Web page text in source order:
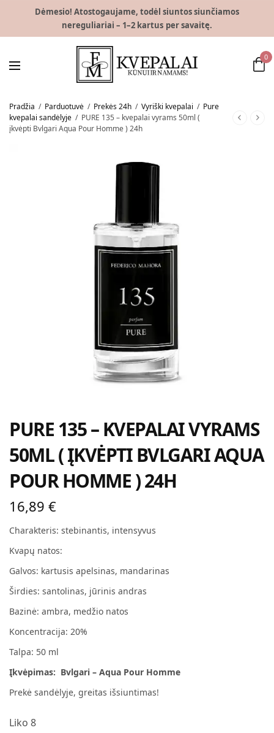
Dėmesio! Atostogaujame, todėl siuntos siunčiamos
nereguliariai – 1–2 kartus per savaitę.
0
Pradžia / Parduotuvė / Prekės 24h / Vyriški kvepalai / Pure
kvepalai sandėlyje / PURE 135 – kvepalai vyrams 50ml (
įkvėpti Bvlgari Aqua Pour Homme ) 24h
PURE 135 – KVEPALAI VYRAMS
50ML ( ĮKVĖPTI BVLGARI AQUA
POUR HOMME ) 24H
16,89€
Charakteris: stebinantis, intensyvus
Kvapų natos:
Galvos: kartusis apelsinas, mandarinas
Širdies: santolinas, jūrinis andras
Bazinė: ambra, medžio natos
Koncentracija: 20%
Talpa: 50 ml
Įkvėpimas: Bvlgari – Aqua Pour Homme
Prekė sandėlyje, greitas išsiuntimas!
Liko 8